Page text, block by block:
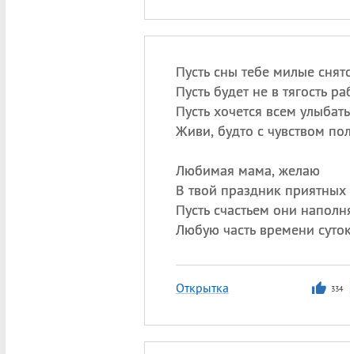
Пусть сны тебе милые
Пусть будет не в тягость
Пусть хочется всем
Живи, будто с чувством
Любимая мама, желаю
В твой праздник приятных
Пусть счастьем они
Любую часть времени
Открытка 334